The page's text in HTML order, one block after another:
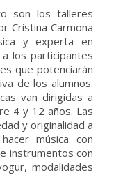
son los talleres
Cristina Carmona
y experta en
los participantes
que potenciarán
de los alumnos.
van dirigidas a
4 y 12 años. Las
y originalidad a
música con
instrumentos con
modalidades